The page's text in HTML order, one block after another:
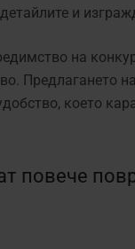
и
на
Предлагането
което
повече